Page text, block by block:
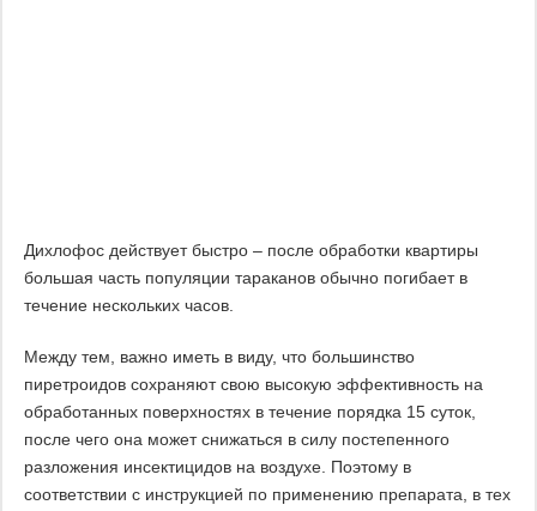
Дихлофос действует быстро – после обработки квартиры
большая часть популяции тараканов обычно погибает в
течение нескольких часов.
Между тем, важно иметь в виду, что большинство
пиретроидов сохраняют свою высокую эффективность на
обработанных поверхностях в течение порядка 15 суток,
после чего она может снижаться в силу постепенного
разложения инсектицидов на воздухе. Поэтому в
соответствии с инструкцией по применению препарата, в тех